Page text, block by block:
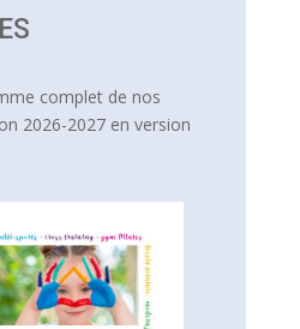
complet de nos
2026-2027 en version